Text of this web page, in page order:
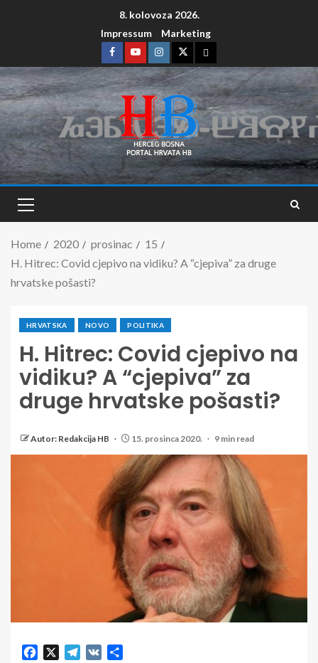
8. kolovoza 2026.
Impressum
Marketing
Home 2020 prosinac
15
H. Hitrec: Covid cjepivo na vidiku? A “cjepiva” za druge
hrvatske pošasti?
HRVATSKA NOVO POLITIKA
H. Hitrec: Covid cjepivo na
vidiku? A “cjepiva” za
druge hrvatske pošasti?
Autor: Redakcija HB 15. prosinca 2020. 9 min read
Facebook Telegram
VK